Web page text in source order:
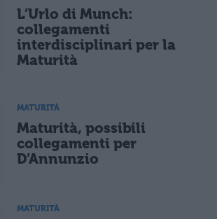
L’Urlo di Munch:
collegamenti
interdisciplinari per la
Maturità
MATURITÀ
Maturità, possibili
collegamenti per
D’Annunzio
MATURITÀ